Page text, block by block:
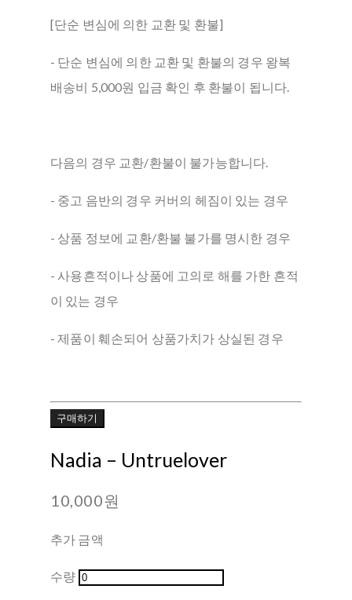
[단순 변심에 의한 교환 및 환불]
- 단순 변심에 의한 교환 및 환불의 경우 왕복
배송비 5,000원 입금 확인 후 환불이 됩니다.
다음의 경우 교환/환불이 불가능합니다.
- 중고 음반의 경우 커버의 헤짐이 있는 경우
- 상품 정보에 교환/환불 불가를 명시한 경우
- 사용흔적이나 상품에 고의로 해를 가한 흔적
이 있는 경우
- 제품이 훼손되어 상품가치가 상실된 경우
구매하기
Nadia ‎– Untruelover
10,000원
추가 금액
수량